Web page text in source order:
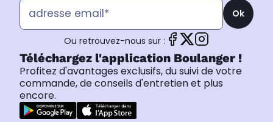
Ok
Ou retrouvez-nous sur :
Téléchargez l'application Boulanger !
Profitez d'avantages exclusifs, du suivi de votre
commande, de conseils d'entretien et plus
encore.